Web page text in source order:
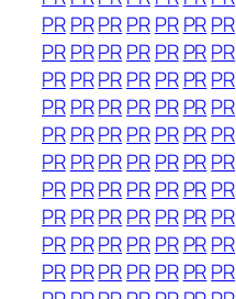
PRPRPRPRPR PRPR
PRPRPRPRPR PRPR
PRPRPRPRPR PRPR
PRPRPRPRPR PRPR
PRPRPRPRPR PRPR
PRPRPRPRPR PRPR
PRPRPRPRPR PRPR
PRPRPRPRPR PRPR
PRPRPRPRPR PRPR
PRPRPRPRPR PRPR